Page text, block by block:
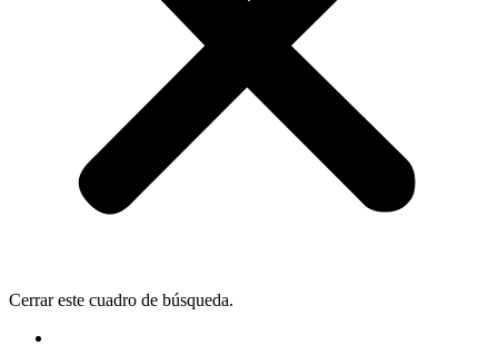
Cerrar este cuadro de búsqueda.